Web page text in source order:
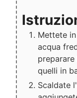
Mettete
acqua
quelli in
Scaldate